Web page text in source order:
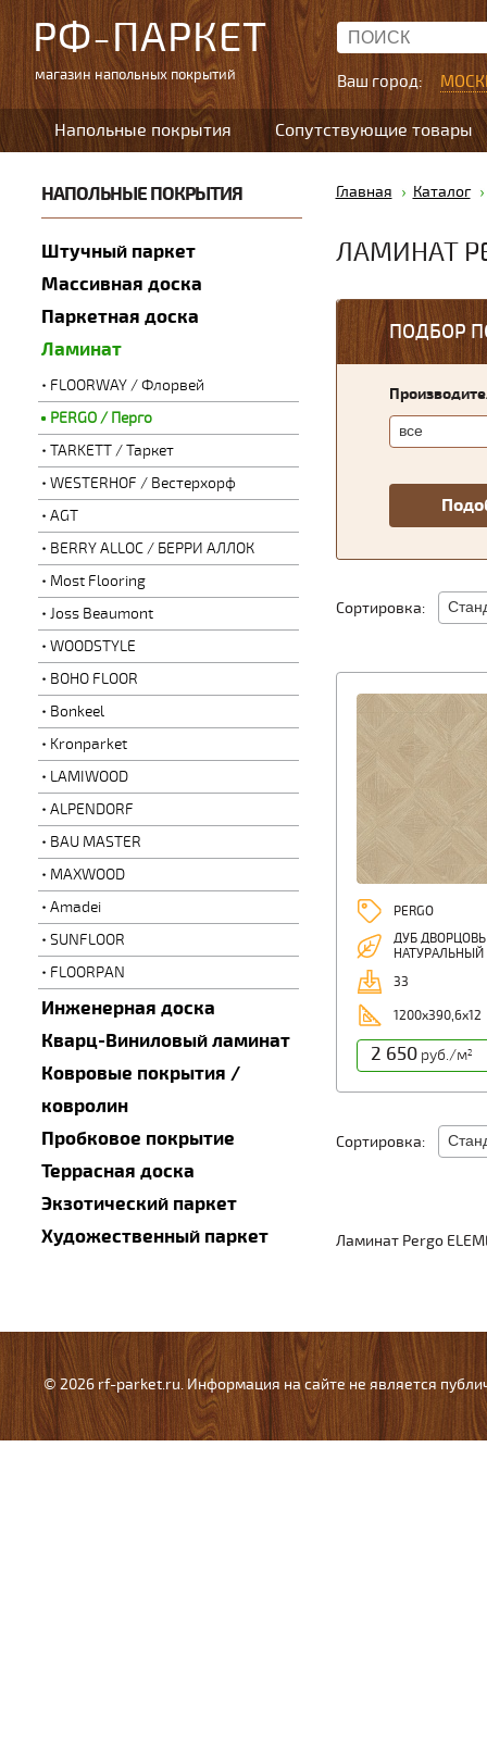
РФ-ПАРКЕТ
магазин напольных покрытий Ваш город:
Напольные покрытия Сопутствующие товары
НАПОЛЬНЫЕ ПОКРЫТИЯ
Штучный паркет
Массивная доска
Паркетная доска
Ламинат
FLOORWAY / Флорвей
PERGO / Перго
TARKETT / Таркет
WESTERHOF / Вестерхорф
AGT
BERRY ALLOC / БЕРРИ АЛЛОК
Most Flooring
Joss Beaumont
WOODSTYLE
BOHO FLOOR
Bonkeel
Kronparket
LAMIWOOD
ALPENDORF
BAU MASTER
MAXWOOD
Amadei
SUNFLOOR
FLOORPAN
Инженерная доска
Кварц-Виниловый ламинат
Ковровые покрытия /
ковролин
Пробковое покрытие
Террасная доска
Экзотический паркет
Художественный паркет
Главная Каталог
ЛАМИНАТ
ПОДБОР
Сортировка:
PERGO
ДУБ
НАТУРАЛЬНЫЙ
33
1200х390,6х12
2 650руб./м2
Сортировка:
Ламинат Pergo
© 2026 rf-parket.ru. Информация на сайте не является